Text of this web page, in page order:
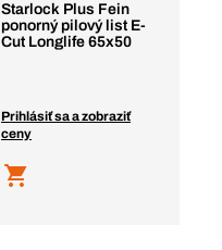
Starlock Plus Fein
ponorný pilový list E-
Cut Longlife 65x50
Prihlásiť sa a zobraziť
ceny